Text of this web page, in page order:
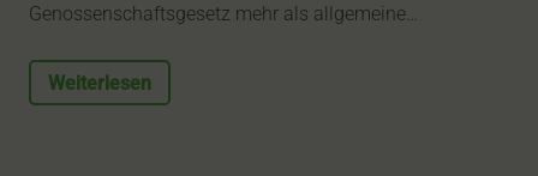
Genossenschaftsgesetz mehr als allgemeine…
Weiterlesen